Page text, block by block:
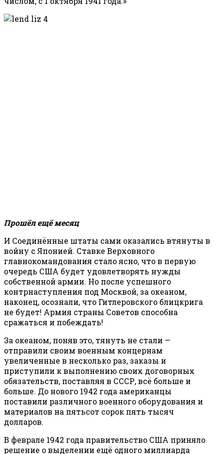
Прошёл ещё месяц
И Соединённые штаты сами оказались втянуты в
войну с Японией. Ставке Верховного
главнокомандования стало ясно, что в первую
очередь США будет удовлетворять нужды
собственной армии. Но после успешного
контрнаступления под Москвой, за океаном,
наконец, осознали, что Гитлеровского блицкрига
не будет! Армия страны Советов способна
сражаться и побеждать!
За океаном, поняв это, тянуть не стали —
отправили своим военным концернам
увеличенные в несколько раз, заказы и
приступили к выполнению своих договорных
обязательств, поставляя в СССР, всё больше и
больше. До нового 1942 года американцы
поставили различного военного оборудования и
материалов на пятьсот сорок пять тысяч
долларов.
В феврале 1942 года правительство США приняло
решение о выделении ещё одного миллиарда